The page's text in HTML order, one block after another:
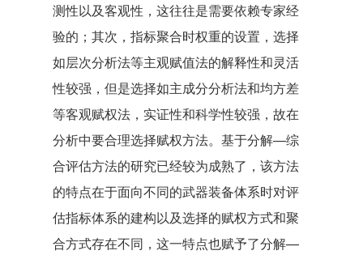
测性以及客观性，这往往是需要依赖专家经
验的；其次，指标聚合时权重的设置，选择
如层次分析法等主观赋值法的解释性和灵活
性较强，但是选择如主成分分析法和均方差
等客观赋权法，实证性和科学性较强，故在
分析中要合理选择赋权方法。基于分解—综
合评估方法的研究已经较为成熟了，该方法
的特点在于面向不同的武器装备体系时对评
估指标体系的建构以及选择的赋权方式和聚
合方式存在不同，这一特点也赋予了分解—